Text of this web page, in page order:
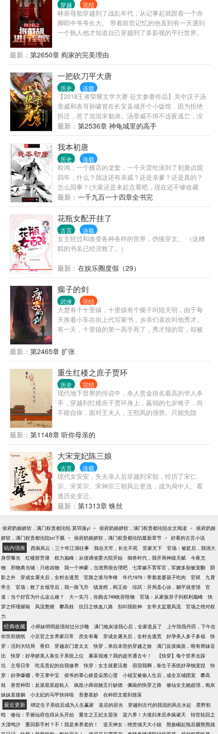
穿越 完结
林辰母胎穿越到了战乱年代，从记事起就跟着一个赤
脚郎中爷爷长大。 带着前世记忆的他直到有一天遇到
一个熟人他才知道自己穿越到了多影视的平行世界。
安排进了南锣鼓巷九十五号院。林辰也被娄振华安排
进了轧钢厂医务室…… 在林辰的呼唤中系统姗姗来
迟，系统是觉醒了但是需要截胡一个女主才能激活使
用。 林辰没有犹豫，这个时间段也没得选了。先激活
系统再说……谁知道从此一发不可收拾。 系统都激活
了还不享受人生，那还等什么？ ……
最新： 第2650章 阎家的完美理由
一把砍刀平大唐
历史 连载
【2018王者荣耀文学大赛·征文参赛作品】关中汉子汤
章威和表哥孙啸冒在长安县城开个小饭馆，因为拒绝
拆迁，惹了混混宋魁涛。汤章威不得不连夜逃亡，没
想到忽然进入了晚唐。 更让他感到的可怕是，他进入
的时间居然是黄巢即将攻破长安的那个年代。 汤章威
与沙陀人李克用大战黄巢，以及黄巢的继承者朱温，
谱写了一曲热血长安的战歌。 凭着一把刀，一群兄
弟，他能挽救大唐的文明吗？ 请诸位看完这个故事，
自然可以见个分晓。
最新： 第2536章 神龟城里的高手
我本初唐
历史 连载
程鸿，一个横店的龙套，一个天雷给滚到了初唐贞观
四年，什么？我这还有亲戚？还是亲爹？还是真的？
怎么回事？(大家还是来起点看吧，现在还不够收藏
呢)P；很多人告诉我说，前面几章你改改吧！又不分
段，又没标点，影响阅读。简直就是小学生试卷添标
点断句的题目…… 我一直没改，倒不是一意孤行，而
是这段承载着一个东西，至于是什么我就不卖惨了。
若是有机会说给你们听，海涵一下将就看吧！
最新： 一千九百一十四章全书完
花瓶女配开挂了
古言 连载
女主经过和改变各种各样的世界，伪慢穿文。 （这糟
糕的书名已经没救了。）
最新： 在娱乐圈度假（29）
瘸子的剑
武侠 完结
大楚有个十里镇，十里镇有个瘸子叫陆天明，由于每
天推着小车在街上代写家书，乡亲们喜欢叫他秀才。
有一天，十里镇的第一高手死了，秀才报的官，却被
出了一个剑神。 没有人知道他是谁，只知道他来无影
去无踪，杀人无形。 有一天代人写信时，有人问秀
才，为什么执笔时手一点都不抖。 秀才回他。 “你看
我执笔，像不像执剑？” 自此，十里镇剑神，成了天下
的剑神。
最新： 第2465章 扩张
重生红楼之庶子贾环
历史 完结
现代地下世界的传说中，杀人赏金排名最高的华人杀
手，穿越到红楼庶子贾环身上，羸弱的七岁稚子，尚
不能自保，面对王夫人，王熙凤的强势。只能先隐
斗，慢慢改变贾家被抄家的命运，闯出一片天地。
最新： 第1148章 听你母亲的
大宋宠妃陈三娘
古言 连载
现代女安安，失去亲人后穿越到宋朝，经历了宋仁
宗、宋英宗、宋神宗三朝风云更迭，成为局中人、看
透历史变迁。
最新： 第1313章 蛛丝
侯府奶娘娇软，满门权贵都沦陷 莫羽落yl - 侯府奶娘娇软，满门权贵都沦陷全文阅读 - 侯府奶娘
娇软，满门权贵都沦陷txt下载 - 侯府奶娘娇软，满门权贵都沦陷最新章节 - 好看的古言小说
站内强推 西南风云：三十年江湖往事 我在天牢，长生不死 官家天下
官场：被贬后，我强大
身世曝光
红楼群芳谱 权力巅峰：从借调省委大院开始 御兽时代，我开局神级天赋
今夜尤
物
邪物典当铺：只收凶物 我一个神豪，当渣男很合理吧 七零嫁不育军官，军嫂多胎被宠翻
阴
影之外
穿成女屠夫后，全村去逃荒 官路之谁与争锋 年代1979：带着老婆孩子吃肉 官狱
九霄
帝主
官场：救了女领导后，我一路飞升 镇龙棺，阎王命 综武：开局圣心诀，躺平就变强
官
道：当个好官为什么这么难？
大一实习，你跑去749收容怪物 官场：从家族弃子到权利巅峰
快
穿之怀瑾握瑜
风流赘婿 攀高枝 抗日之铁血八路 别叫我歌神 女帝太监最风流
官场之绝对权
力
经典收藏 小师妹明明超强却过分沙雕 满门炮灰读我心后，全家造反了
上午毁我丹田，下午在
你坟前烧纸
小京官之女养家日常 庶女有毒 穿成女屠夫后，全村去逃荒 好孕美人多子多福
快
穿：活到大结局
香归 穿越农门老太太 快穿，来自末世的穿越之旅
满门反派疯批，唯有师妹逗
比
快穿：好孕娇美人靠生子系统上位 暴富很难？我的超市通古今！
【快穿】每个世界去踩
坑
主母日常 吃瓜贵妃的自我修养 快穿：女主就要活着 宿宿我啊，靠生子系统好孕独宠捏
快
穿：好孕爆棚，帝王掌中宝
侯爷的掌心娇是朵黑心莲 小福宝被偷人生后，成全京城团宠
攀高
枝
兽世种田：反派崽崽超粘人 疯批小师叔她五行缺德 佩瑜的快穿之路
修仙女主她超强，炮灰
妹妹直接躺
小太妃的马甲快掉啦 吾妻甚妙 在种田文签到致富
最近更新 绑定生子系统后成为人生赢家 皇后的容光 穿越到古代的我混的风生水起
星野初
晗
修仙：手握仙府也得从头开始 重生之王妃太嚣张 逆六界！大佬归来后杀疯诸天
转世轮回之
大漠鸣沙
重回新手村？不！我是来养老的！ 逆天神女：绝世倾天大小姐
熊族崛起拖后腿熊熊搞